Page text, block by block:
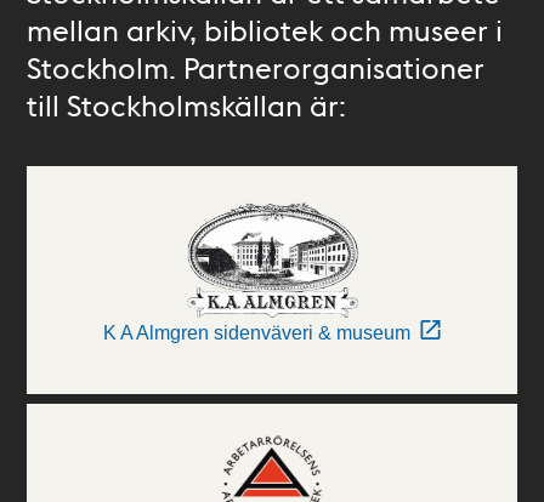
mellan arkiv, bibliotek och museer i
Stockholm. Partnerorganisationer
till Stockholmskällan är:
K A Almgren sidenväveri & museum